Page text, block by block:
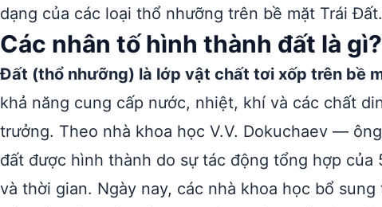
dạng của các loại thổ nhưỡng trên bề mặt Trái Đất.
Các nhân tố hình thành đất là gì?
Đất (thổ nhưỡng) là lớp vật chất tơi xốp trên bề
khả năng cung cấp nước, nhiệt, khí và các chất
trưởng. Theo nhà khoa học V.V. Dokuchaev —
đất được hình thành do sự tác động tổng hợp
và thời gian. Ngày nay, các nhà khoa học bổ sung